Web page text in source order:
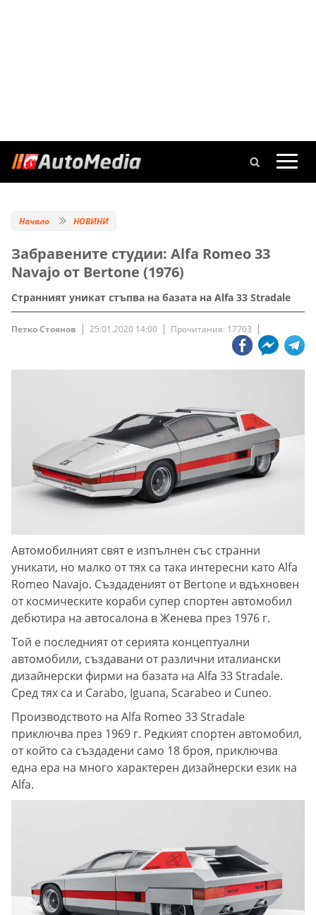
Начало НОВИНИ
Забравените студии: Alfa Romeo 33
Navajo от Bertone (1976)
Странният уникат стъпва на базата на Alfa 33 Stradale
Петко Стоянов 25.01.2020 14:00 Прочитания: 17703
Автомобилният свят е изпълнен със странни
уникати, но малко от тях са така интересни като Alfa
Romeo Navajo. Създаденият от Bertone и вдъхновен
от космическите кораби супер спортен автомобил
дебютира на автосалона в Женева през 1976 г.
Той е последният от серията концептуални
автомобили, създавани от различни италиански
дизайнерски фирми на базата на Alfa 33 Stradale.
Сред тях са и Carabo, Iguana, Scarabeo и Cuneo.
Производството на Alfa Romeo 33 Stradale
приключва през 1969 г. Редкият спортен автомобил,
от който са създадени само 18 броя, приключва
една ера на много характерен дизайнерски език на
Alfa.